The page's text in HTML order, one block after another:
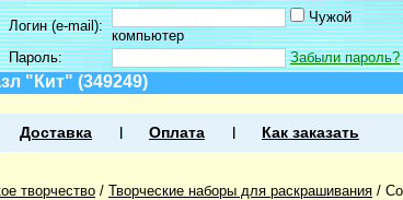
Логин (e-mail):
Чужой
компьютер
Пароль:
Забыли пароль?
"Кит" (349249)
Доставка Оплата Как заказать
творчество / Творческие наборы для раскрашивания /